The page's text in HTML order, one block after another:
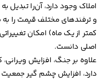
املاک وجود دارد، آن‌را
و ترفندهای مختلف قیمت را به
کمتر از یک ماه) امکان
اصلی دانست.
علاوه بر جنگ، افزایش
دارد، افزایش چشم گیر جمعیت بین سال های 55 تا